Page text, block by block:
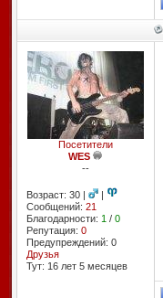
Посетители
WES
--
Возраст: 30 |
|
Сообщений: 21
Благодарности: 1 / 0
Репутация: 0
Предупреждений: 0
Друзья
Тут: 16 лет 5 месяцев